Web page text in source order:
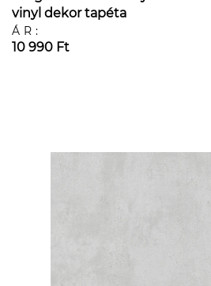
vinyl dekor tapéta
ÁR:
10 990 Ft